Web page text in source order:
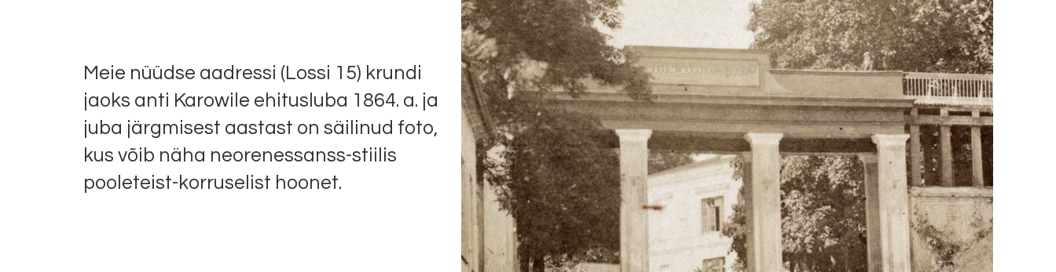
Meie nüüdse aadressi (Lossi 15) krundi
jaoks anti Karowile ehitusluba 1864. a. ja
juba järgmisest aastast on säilinud foto,
kus võib näha neorenessanss-stiilis
pooleteist-korruselist hoonet.